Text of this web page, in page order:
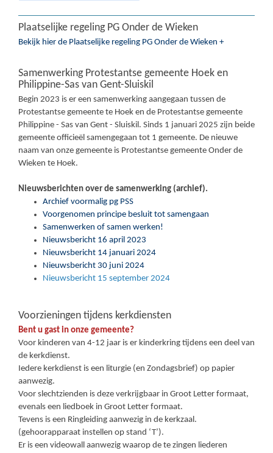
Plaatselijke regeling PG Onder de Wieken
Bekijk hier de Plaatselijke regeling PG Onder de Wieken +
Samenwerking Protestantse gemeente Hoek en
Philippine-Sas van Gent-Sluiskil
Begin 2023 is er een samenwerking aangegaan tussen de
Protestantse gemeente te Hoek en de Protestantse gemeente
Philippine - Sas van Gent - Sluiskil. Sinds 1 januari 2025 zijn beide
gemeente officieël samengegaan tot 1 gemeente. De nieuwe
naam van onze gemeente is Protestantse gemeente Onder de
Wieken te Hoek.
Nieuwsberichten over de samenwerking (archief).
Archief voormalig pg PSS
Voorgenomen principe besluit tot samengaan
Samenwerken of samen werken!
Nieuwsbericht 16 april 2023
Nieuwsbericht 14 januari 2024
Nieuwsbericht 30 juni 2024
Nieuwsbericht 15 september 2024
Voorzieningen tijdens kerkdiensten
Bent u gast in onze gemeente?
Voor kinderen van 4-12 jaar is er kinderkring tijdens een deel van
de kerkdienst.
Iedere kerkdienst is een liturgie (en Zondagsbrief) op papier
aanwezig.
Voor slechtzienden is deze verkrijgbaar in Groot Letter formaat,
evenals een liedboek in Groot Letter formaat.
Tevens is een Ringleiding aanwezig in de kerkzaal.
(gehoorapparaat instellen op stand ‘T’).
Er is een videowall aanwezig waarop de te zingen liederen